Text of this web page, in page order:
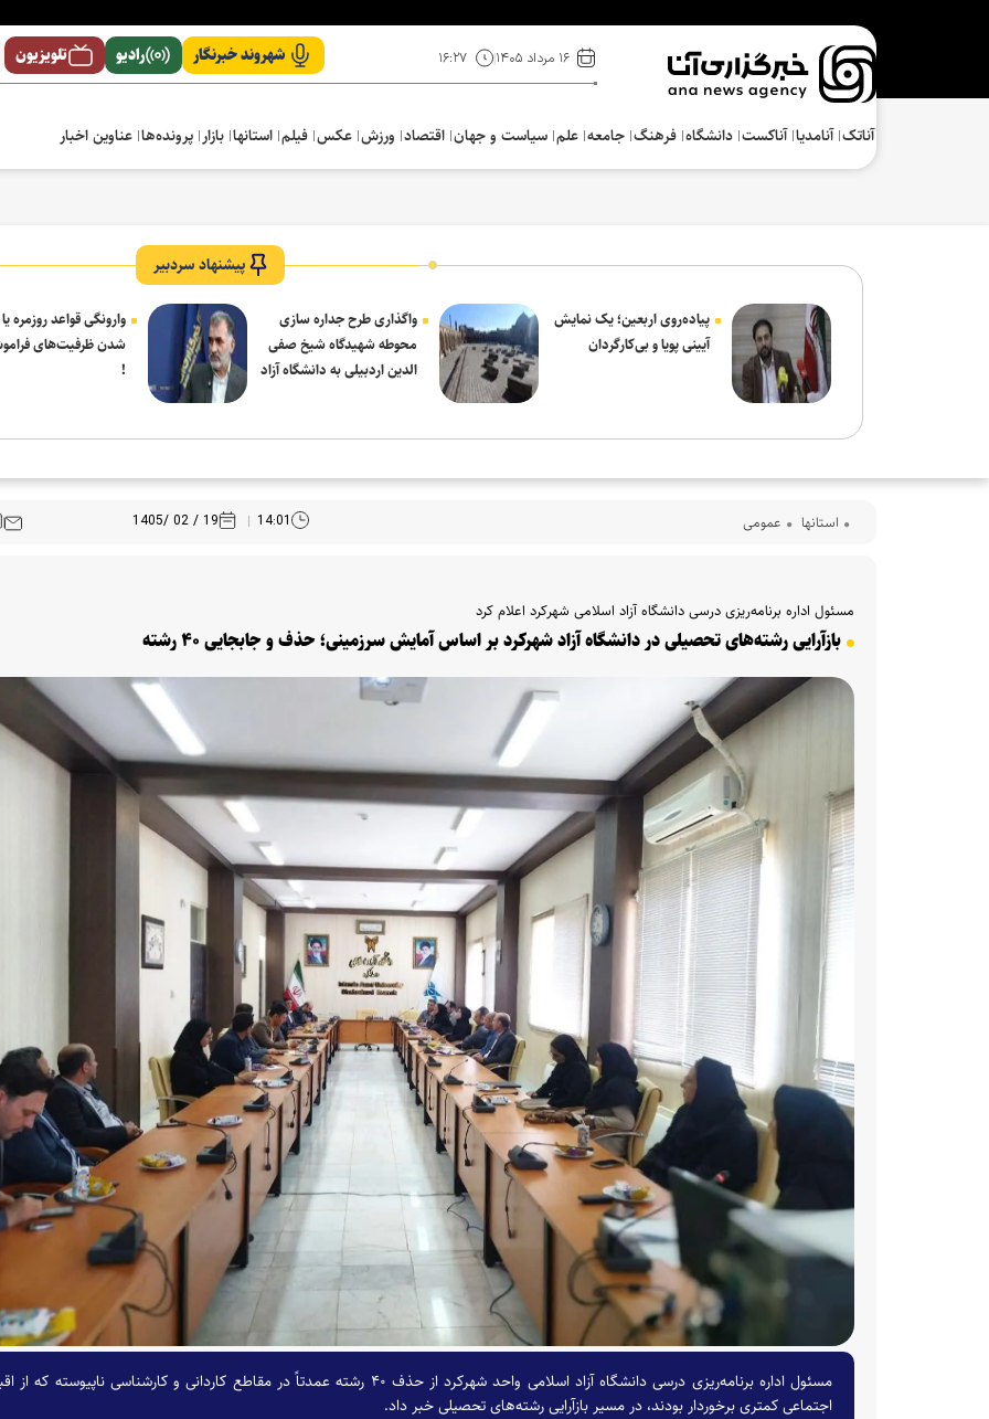
۱۶ مرداد ۱۴۰۵ ۱۶:۲۷ شهروند خبرنگار رادیو تلویزیون
آناتک آنامدیا آناکست دانشگاه فرهنگ‌ جامعه علم سیاست و جهان اقتصاد ورزش عکس فیلم استانها بازار پرونده‌ها عناوین اخبار
پیشنهاد سردبیر
پیاده‌روی اربعین؛ یک نمایش
آیینی پویا و بی‌کارگردان
واگذاری طرح جداره سازی
محوطه شهیدگاه شیخ صفی
الدین اردبیلی به دانشگاه آزاد
وارونگی قواعد روزمره
شدن ظرفیت‌های
!
استانها عمومی 14:01
19 / 02 /1405
مسئول اداره برنامه‌ریزی درسی دانشگاه آزاد اسلامی شهرکرد اعلام کرد
بازآرایی رشته‌های تحصیلی در دانشگاه آزاد شهرکرد بر اساس آمایش سرزمینی؛ حذف و جابجایی ۴۰ رشته
مسئول اداره برنامه‌ریزی درسی دانشگاه آزاد اسلامی واحد شهرکرد از حذف ۴۰ رشته عمدتاً در مقاطع کاردانی و کارشناسی ناپیوسته که
اجتماعی کمتری برخوردار بودند، در مسیر بازآرایی رشته‌های تحصیلی خبر داد.